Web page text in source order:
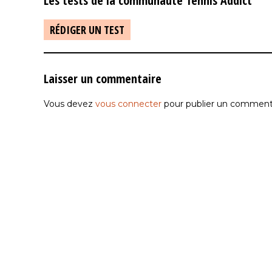
RÉDIGER UN TEST
Laisser un commentaire
Vous devez vous connecter pour publier un